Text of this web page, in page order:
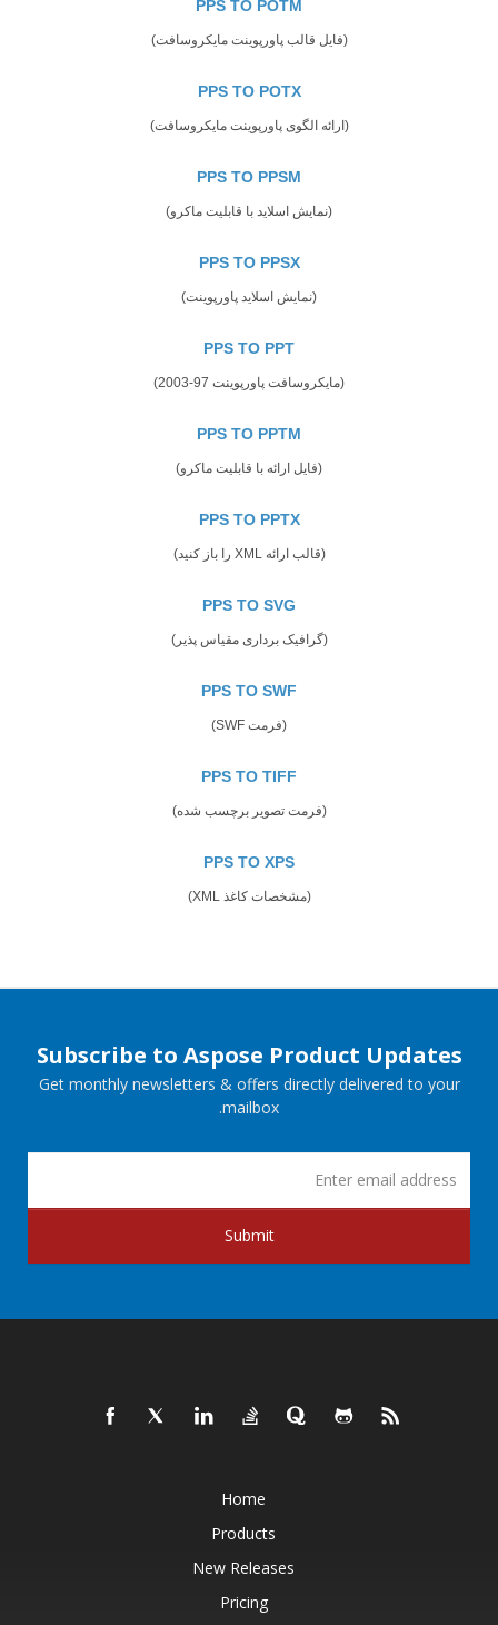
PPS TO POTM
(فایل قالب پاورپوینت مایکروسافت)
PPS TO POTX
(ارائه الگوی پاورپوینت مایکروسافت)
PPS TO PPSM
(نمایش اسلاید با قابلیت ماکرو)
PPS TO PPSX
(نمایش اسلاید پاورپوینت)
PPS TO PPT
(مایکروسافت پاورپوینت 97-2003)
PPS TO PPTM
(فایل ارائه با قابلیت ماکرو)
PPS TO PPTX
(قالب ارائه XML را باز کنید)
PPS TO SVG
(گرافیک برداری مقیاس پذیر)
PPS TO SWF
(فرمت SWF)
PPS TO TIFF
(فرمت تصویر برچسب شده)
PPS TO XPS
(مشخصات کاغذ XML)
Subscribe to Aspose Product Updates
Get monthly newsletters & offers directly delivered to your
mailbox.
Submit
Home
Products
New Releases
Pricing